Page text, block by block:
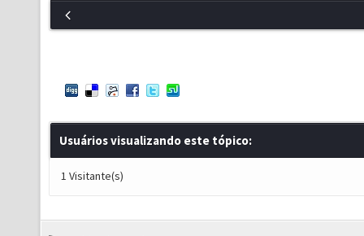
Usuários visualizando este tópico:
1 Visitante(s)